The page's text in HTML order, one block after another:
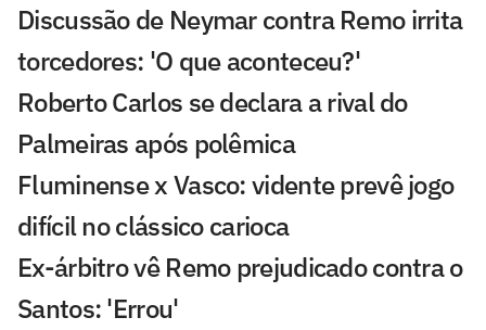
Discussão de Neymar contra Remo irrita
torcedores: 'O que aconteceu?'
Roberto Carlos se declara a rival do
Palmeiras após polêmica
Fluminense x Vasco: vidente prevê jogo
difícil no clássico carioca
Ex-árbitro vê Remo prejudicado contra o
Santos: 'Errou'